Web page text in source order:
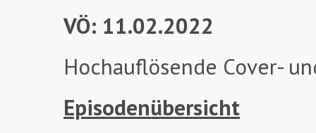
VÖ: 11.02.2022
Hochauflösende Cover-
Episodenübersicht